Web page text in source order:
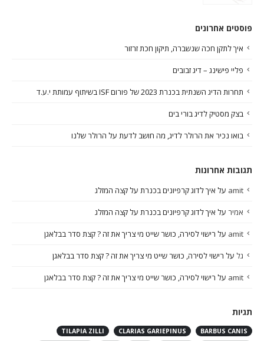
פוסטים אחרונים
איך לתקן חכה שנשברה, תיקון חכת זרזור
פליי פישינג – דיג זבובים
תחרות הדיג השנתית בכנרת 2023 של פורום ISF בשיתוף עמותת י.ע.ד
בצק מסטיק לדיג בורי בים
בואו נכיר את הרולר לדיג, מה חושב לדעת על הרולר שלנו
תגובות אחרונות
amit על איך לדוג קרפיונים בכנרת על קצה המזלג
אמיר על איך לדוג קרפיונים בכנרת על קצה המזלג
amit על רישוי לסירה, כושר שייט מי צריך את זה ? קצת סדר בבלאגן
גל על רישוי לסירה, כושר שייט מי צריך את זה ? קצת סדר בבלאגן
amit על רישוי לסירה, כושר שייט מי צריך את זה ? קצת סדר בבלאגן
תגיות
BARBUS CANIS
CLARIAS GARIEPINUS
TILAPIA ZILLI